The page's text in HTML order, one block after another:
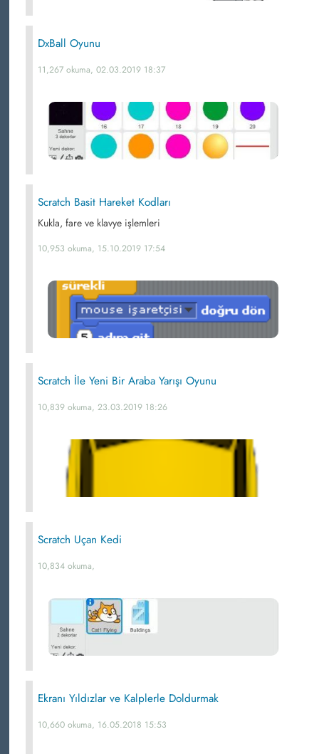
DxBall Oyunu
11,267 okuma, 02.03.2019 18:37
Scratch Basit Hareket Kodları
Kukla, fare ve klavye işlemleri
10,953 okuma, 15.10.2019 17:54
Scratch İle Yeni Bir Araba Yarışı Oyunu
10,839 okuma, 23.03.2019 18:26
Scratch Uçan Kedi
10,834 okuma,
Ekranı Yıldızlar ve Kalplerle Doldurmak
10,660 okuma, 16.05.2018 15:53